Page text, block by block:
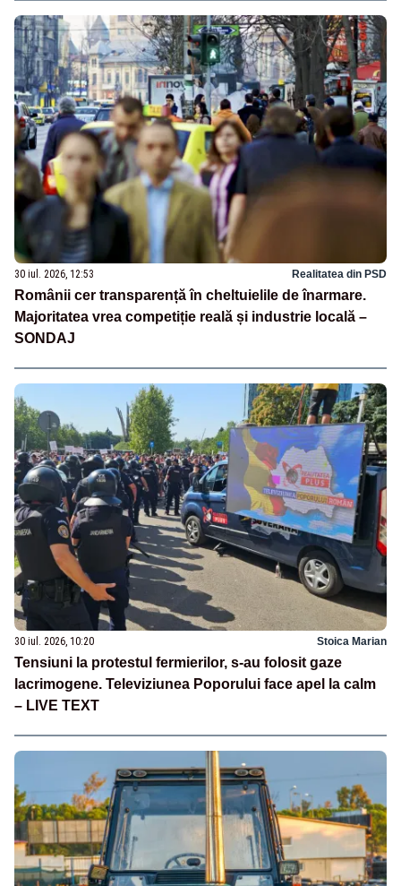
30 iul. 2026, 12:53 Realitatea din PSD
Românii cer transparență în cheltuielile de înarmare.
Majoritatea vrea competiție reală și industrie locală –
SONDAJ
30 iul. 2026, 10:20 Stoica Marian
Tensiuni la protestul fermierilor, s-au folosit gaze
lacrimogene. Televiziunea Poporului face apel la calm
– LIVE TEXT